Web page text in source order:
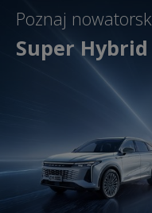
Poznaj
Super